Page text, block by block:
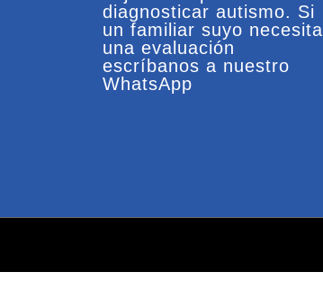
diagnosticar autismo. Si
un familiar suyo necesita
una evaluación
escríbanos a nuestro
WhatsApp